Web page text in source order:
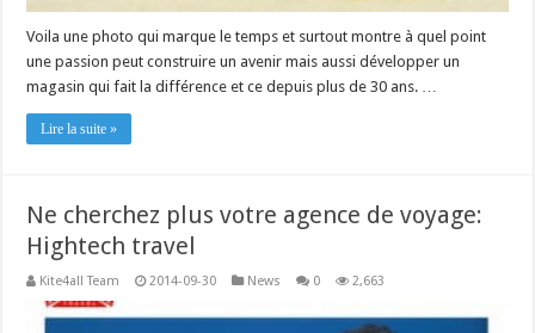
Voila une photo qui marque le temps et surtout montre à quel point
une passion peut construire un avenir mais aussi développer un
magasin qui fait la différence et ce depuis plus de 30 ans. …
Lire la suite »
Ne cherchez plus votre agence de voyage:
Hightech travel
Kite4all Team 2014-09-30 News 0 2,663